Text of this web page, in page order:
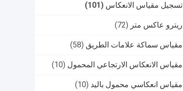
تسجيل مقياس الانعكاس (101)
ريترو عاكس متر (72)
مقياس سماكة علامات الطريق (58)
مقياس الانعكاس الارتجاعي المحمول (10)
مقياس انعكاسي محمول باليد (10)